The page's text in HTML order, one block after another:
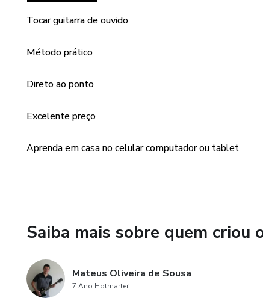
Tocar guitarra de ouvido
Método prático
Direto ao ponto
Excelente preço
Aprenda em casa no celular computador ou tablet
Saiba mais sobre quem criou
Mateus Oliveira de Sousa
7 Ano Hotmarter